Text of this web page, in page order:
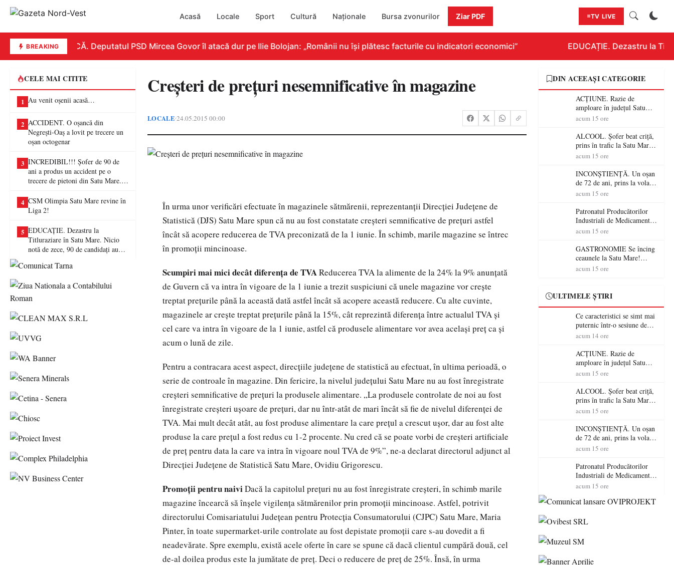
Acasă Locale Sport Cultură Naționale Bursa zvonurilor Ziar PDF TV LIVE
BREAKINGREPLICĂ. Deputatul PSD Mircea Govor îl atacă dur pe Ilie Bolojan: „Românii nu își plătesc facturile cu indicatori economici” EDUCAȚIE. Dezastru la
CELE MAI CITITE
1 Au venit oșenii acasă…
2 ACCIDENT. O oșancă din
Negrești-Oaș a lovit pe trecere un
oșan octogenar
3 INCREDIBIL!!! Șofer de 90 de
ani a produs un accident pe o
trecere de pietoni din Satu Mare. O
4 CSM Olimpia Satu Mare revine în
Liga 2!
5 EDUCAȚIE. Dezastru la
Titluraziare în Satu Mare. Nicio
notă de zece, 90 de candidați au
Creşteri de preţuri nesemnificative în magazine
LOCALE•24.05.2015 00:00
În urma unor verificări efectuate în magazinele sătmărenii, reprezentanţii Direcţiei Judeţene de
Statistică (DJS) Satu Mare spun că nu au fost constatate creşteri semnificative de preţuri astfel
încât să acopere reducerea de TVA preconizată de la 1 iunie. În schimb, marile magazine se întrec
în promoţii mincinoase.
Scumpiri mai mici decât diferenţa de TVAReducerea TVA la alimente de la 24% la 9% anunţată
de Guvern că va intra în vigoare de la 1 iunie a trezit suspiciuni că unele magazine vor creşte
treptat preţurile până la această dată astfel încât să acopere această reducere. Cu alte cuvinte,
magazinele ar creşte treptat preţurile până la 15%, cât reprezintă diferenţa între actualul TVA şi
cel care va intra în vigoare de la 1 iunie, astfel că produsele alimentare vor avea acelaşi preţ ca şi
acum o lună de zile.
Pentru a contracara acest aspect, direcţiile judeţene de statistică au efectuat, în ultima perioadă, o
serie de controale în magazine. Din fericire, la nivelul judeţului Satu Mare nu au fost înregistrate
creşteri semnificative de preţuri la produsele alimentare. „La produsele controlate de noi au fost
înregistrate creşteri uşoare de preţuri, dar nu într-atât de mari încât să fie de nivelul diferenţei de
TVA. Mai mult decât atât, au fost produse alimentare la care preţul a crescut uşor, dar au fost alte
produse la care preţul a fost redus cu 1-2 procente. Nu cred că se poate vorbi de creşteri artificiale
de preţ pentru data la care va intra în vigoare noul TVA de 9%”, ne-a declarat directorul adjunct al
Direcţiei Judeţene de Statistică Satu Mare, Ovidiu Grigorescu.
Promoţii pentru naiviDacă la capitolul preţuri nu au fost înregistrate creşteri, în schimb marile
magazine încearcă să înşele vigilenţa sătmărenilor prin promoţii mincinoase. Astfel, potrivit
directorului Comisariatului Judeţean pentru Protecţia Consumatorului (CJPC) Satu Mare, Maria
Pinter, în toate supermarket-urile controlate au fost depistate promoţii care s-au dovedit a fi
neadevărate. Spre exemplu, există acele oferte în care se spune că dacă clientul cumpără două, cel
de-al doilea produs este la jumătate de preţ. Deci o reducere de preţ de 25%. Însă, în urma
DIN ACEEAȘI CATEGORIE
ACȚIUNE. Razie de
amploare în județul Satu
Mare! Polițiștii au dat sute
șoferi fără permis într-o
singură zi
acum 15 ore
ALCOOL. Șofer beat criță,
prins în trafic la Satu Mare!
Alcoolemie uriașă
acum 15 ore
INCONȘTIENȚĂ. Un oșan
de 72 de ani, prins la volan
fără permis! Polițiștii l-au
acum 15 ore
Patronatul Producătorilor
Industriali de Medicamente
din România (PRIMER):
energie electrică a fabricilor
de medicamente va pune în
pericol accesul pacienților la
medicamente esențiale
acum 15 ore
GASTRONOMIE Se încing
ceaunele la Satu Mare!
Concursul „Veress Ádám”
jurat de renume
acum 15 ore
ULTIMELE ȘTIRI
Ce caracteristici se simt mai
puternic într-o sesiune de
distracție la sloturi online:
RTP?
acum 14 ore
ACȚIUNE. Razie de
amploare în județul Satu
Mare! Polițiștii au dat sute
șoferi fără permis într-o
singură zi
acum 15 ore
ALCOOL. Șofer beat criță,
prins în trafic la Satu Mare!
Alcoolemie uriașă
acum 15 ore
INCONȘTIENȚĂ. Un oșan
de 72 de ani, prins la volan
fără permis! Polițiștii l-au
acum 15 ore
Patronatul Producătorilor
Industriali de Medicamente
din România (PRIMER):
energie electrică a fabricilor
pericol accesul pacienților la
acum 15 ore